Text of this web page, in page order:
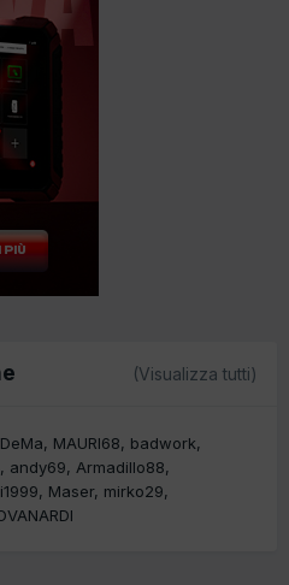
(Visualizza tutti)
MAURI68
badwork
andy69
Armadillo88
Maser mirko29